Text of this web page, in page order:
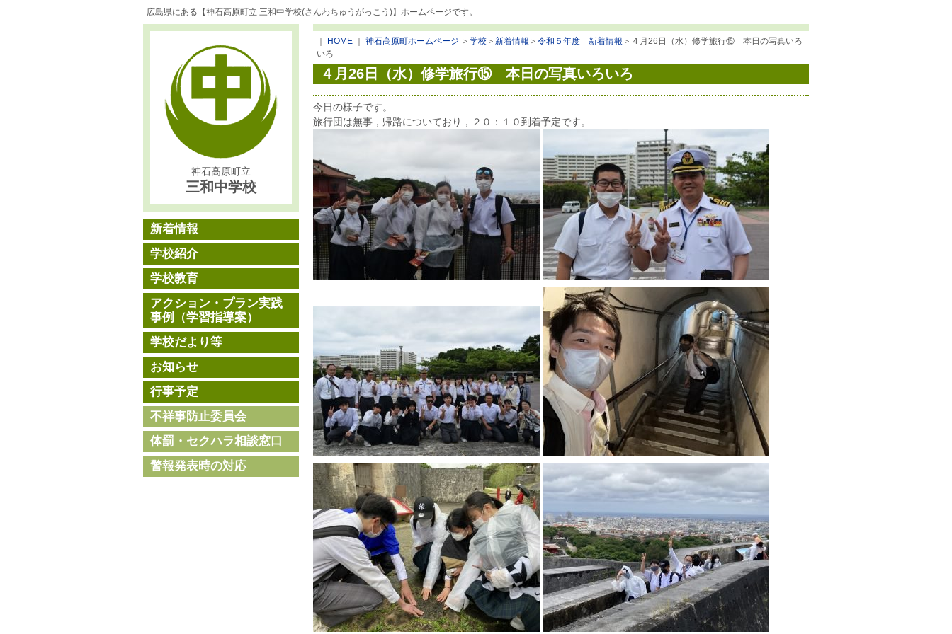
広島県にある【神石高原町立 三和中学校(さんわちゅうがっこう)】ホームページです。
神石高原町立
三和中学校
新着情報
学校紹介
学校教育
アクション・プラン実践
事例（学習指導案）
学校だより等
お知らせ
行事予定
不祥事防止委員会
体罰・セクハラ相談窓口
警報発表時の対応
HOME 神石高原町ホームページ ＞ 学校 ＞ 新着情報 ＞ 令和５年度 新着情報 ＞ ４月26日（水）修学旅行⑮ 本日の写真いろ
いろ
４月26日（水）修学旅行⑮ 本日の写真いろいろ
今日の様子です。
旅行団は無事，帰路についており，２０：１０到着予定です。